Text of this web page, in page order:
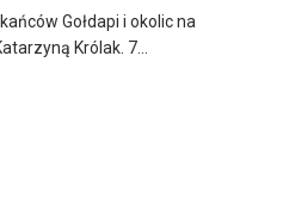
Gołdapi i okolic na
Królak. 7...